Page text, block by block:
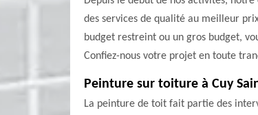
des services de qualité au meilleur
budget restreint ou un gros budget,
Confiez-nous votre projet en toute
Peinture sur toiture à Cuy
La peinture de toit fait partie des